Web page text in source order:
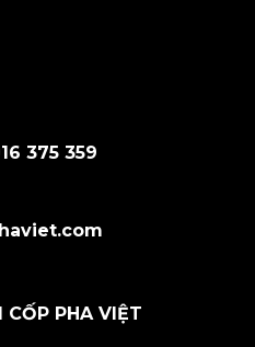
375 359
CỐP PHA VIỆT